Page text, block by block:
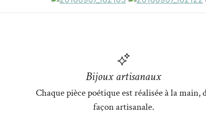
Bijoux artisanaux
Chaque pièce poétique est réalisée à la main,
façon artisanale.